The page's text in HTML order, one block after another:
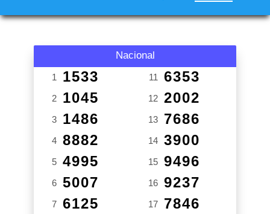
Nacional
1 1533
2 1045
3 1486
4 8882
5 4995
6 5007
7 6125
11 6353
12 2002
13 7686
14 3900
15 9496
16 9237
17 7846